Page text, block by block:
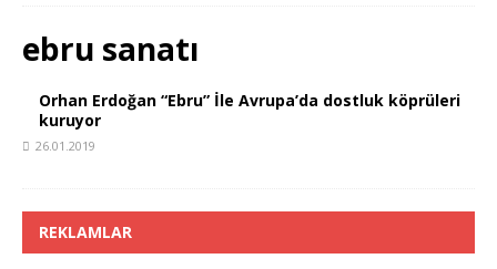
ebru sanatı
Orhan Erdoğan “Ebru” İle Avrupa’da dostluk köprüleri
kuruyor
26.01.2019
REKLAMLAR